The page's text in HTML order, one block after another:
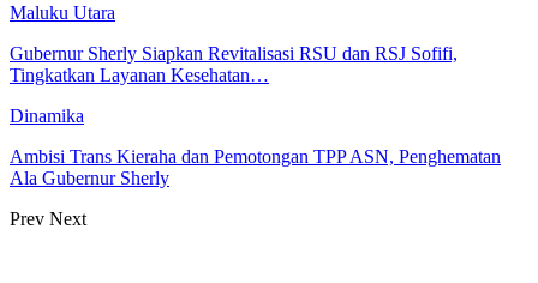
Maluku Utara
Gubernur Sherly Siapkan Revitalisasi RSU dan RSJ Sofifi,
Tingkatkan Layanan Kesehatan…
Dinamika
Ambisi Trans Kieraha dan Pemotongan TPP ASN, Penghematan
Ala Gubernur Sherly
Prev Next